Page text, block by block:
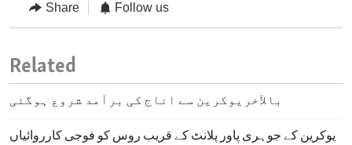
Share Follow us
Related
بالآخریوکرین سے اناج کی برآمد شروع ہوگئی
یوکرین کے جوہری پاور پلانٹ کے قریب روس کو فوجی کارروائیاں